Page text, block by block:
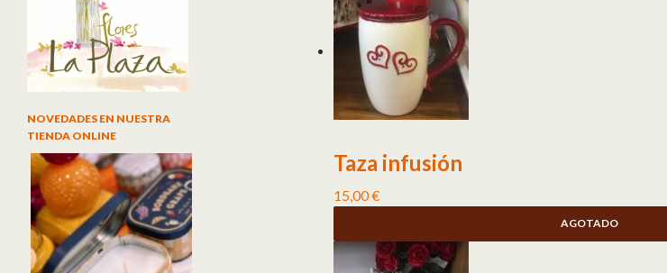
Taza infusión
15,00€
AGOTADO
NOVEDADES EN NUESTRA
TIENDA ONLINE